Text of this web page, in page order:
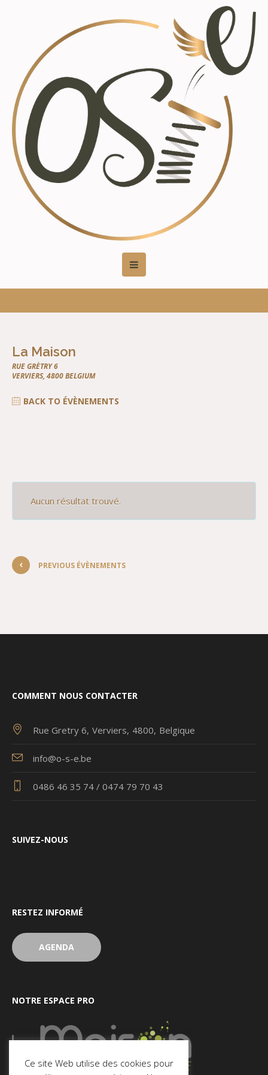
La Maison
RUE GRÈTRY 6
VERVIERS, 4800BELGIUM
BACK TO ÉVÈNEMENTS
Aucun résultat trouvé.
PREVIOUS ÉVÈNEMENTS
COMMENT NOUS CONTACTER
Rue Gretry 6 Verviers 4800 Belgique
info@o-s-e.be
0486 46 35 74 / 0474 79 70 43
SUIVEZ-NOUS
RESTEZ INFORMÉ
AGENDA
NOTRE ESPACE PRO
Ce site Web utilise des cookies pour